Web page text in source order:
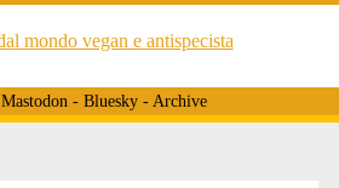
Mastodon- Bluesky- Archive